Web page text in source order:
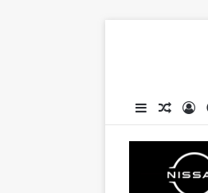
فيسبوكتسجيل الدخول
مقال عشوائي
إضافة عمود جانبي